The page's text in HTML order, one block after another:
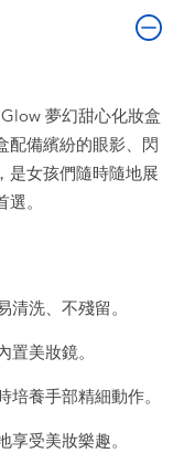
夢幻甜心化妝盒
配備繽紛的眼影、閃
是女孩們隨時隨地展
。
洗、不殘留。
美妝鏡。
養手部精細動作。
受美妝樂趣。